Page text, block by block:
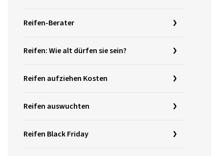
Reifen-Berater
Reifen: Wie alt dürfen sie sein?
Reifen aufziehen Kosten
Reifen auswuchten
Reifen Black Friday